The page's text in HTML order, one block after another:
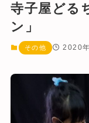
寺子屋どる
ン」
その他 2020